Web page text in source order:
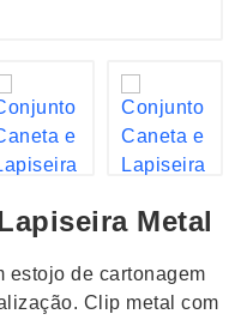
Metal
estojo de cartonagem
Clip metal com